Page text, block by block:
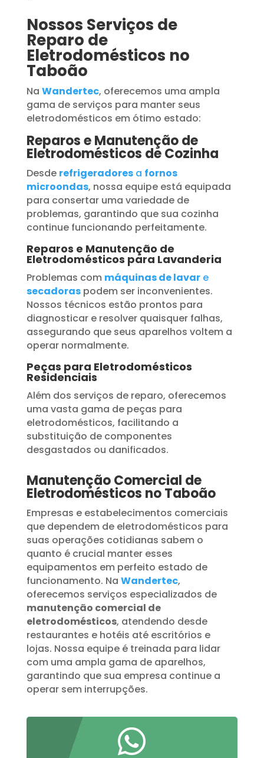
Nossos Serviços de
Reparo de
Eletrodomésticos no
Taboão
Na Wandertec, oferecemos uma ampla
gama de serviços para manter seus
eletrodomésticos em ótimo estado:
Reparos e Manutenção de
Eletrodomésticos de Cozinha
Desde refrigeradoresa fornos
microondas, nossa equipe está equipada
para consertar uma variedade de
problemas, garantindo que sua cozinha
continue funcionando perfeitamente.
Reparos e Manutenção de
Eletrodomésticos para Lavanderia
Problemas com máquinas de lavare
secadoraspodem ser inconvenientes.
Nossos técnicos estão prontos para
diagnosticar e resolver quaisquer falhas,
assegurando que seus aparelhos voltem a
operar normalmente.
Peças para Eletrodomésticos
Residenciais
Além dos serviços de reparo, oferecemos
uma vasta gama de peças para
eletrodomésticos, facilitando a
substituição de componentes
desgastados ou danificados.
Manutenção Comercial de
Eletrodomésticos no Taboão
Empresas e estabelecimentos comerciais
que dependem de eletrodomésticos para
suas operações cotidianas sabem o
quanto é crucial manter esses
equipamentos em perfeito estado de
funcionamento. Na Wandertec,
oferecemos serviços especializados de
manutenção comercial de
eletrodomésticos, atendendo desde
restaurantes e hotéis até escritórios e
lojas. Nossa equipe é treinada para lidar
com uma ampla gama de aparelhos,
garantindo que sua empresa continue a
operar sem interrupções.
